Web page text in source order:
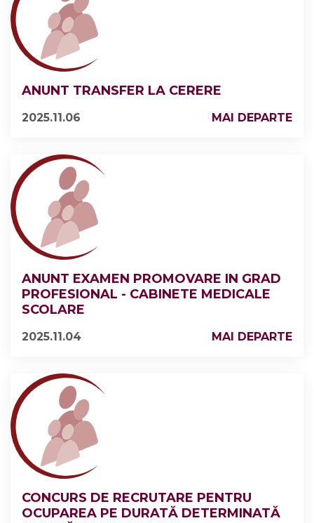
ANUNT TRANSFER LA CERERE
2025.11.06 MAI DEPARTE
ANUNT EXAMEN PROMOVARE IN GRAD
PROFESIONAL - CABINETE MEDICALE
SCOLARE
2025.11.04 MAI DEPARTE
CONCURS DE RECRUTARE PENTRU
OCUPAREA PE DURATĂ DETERMINATĂ